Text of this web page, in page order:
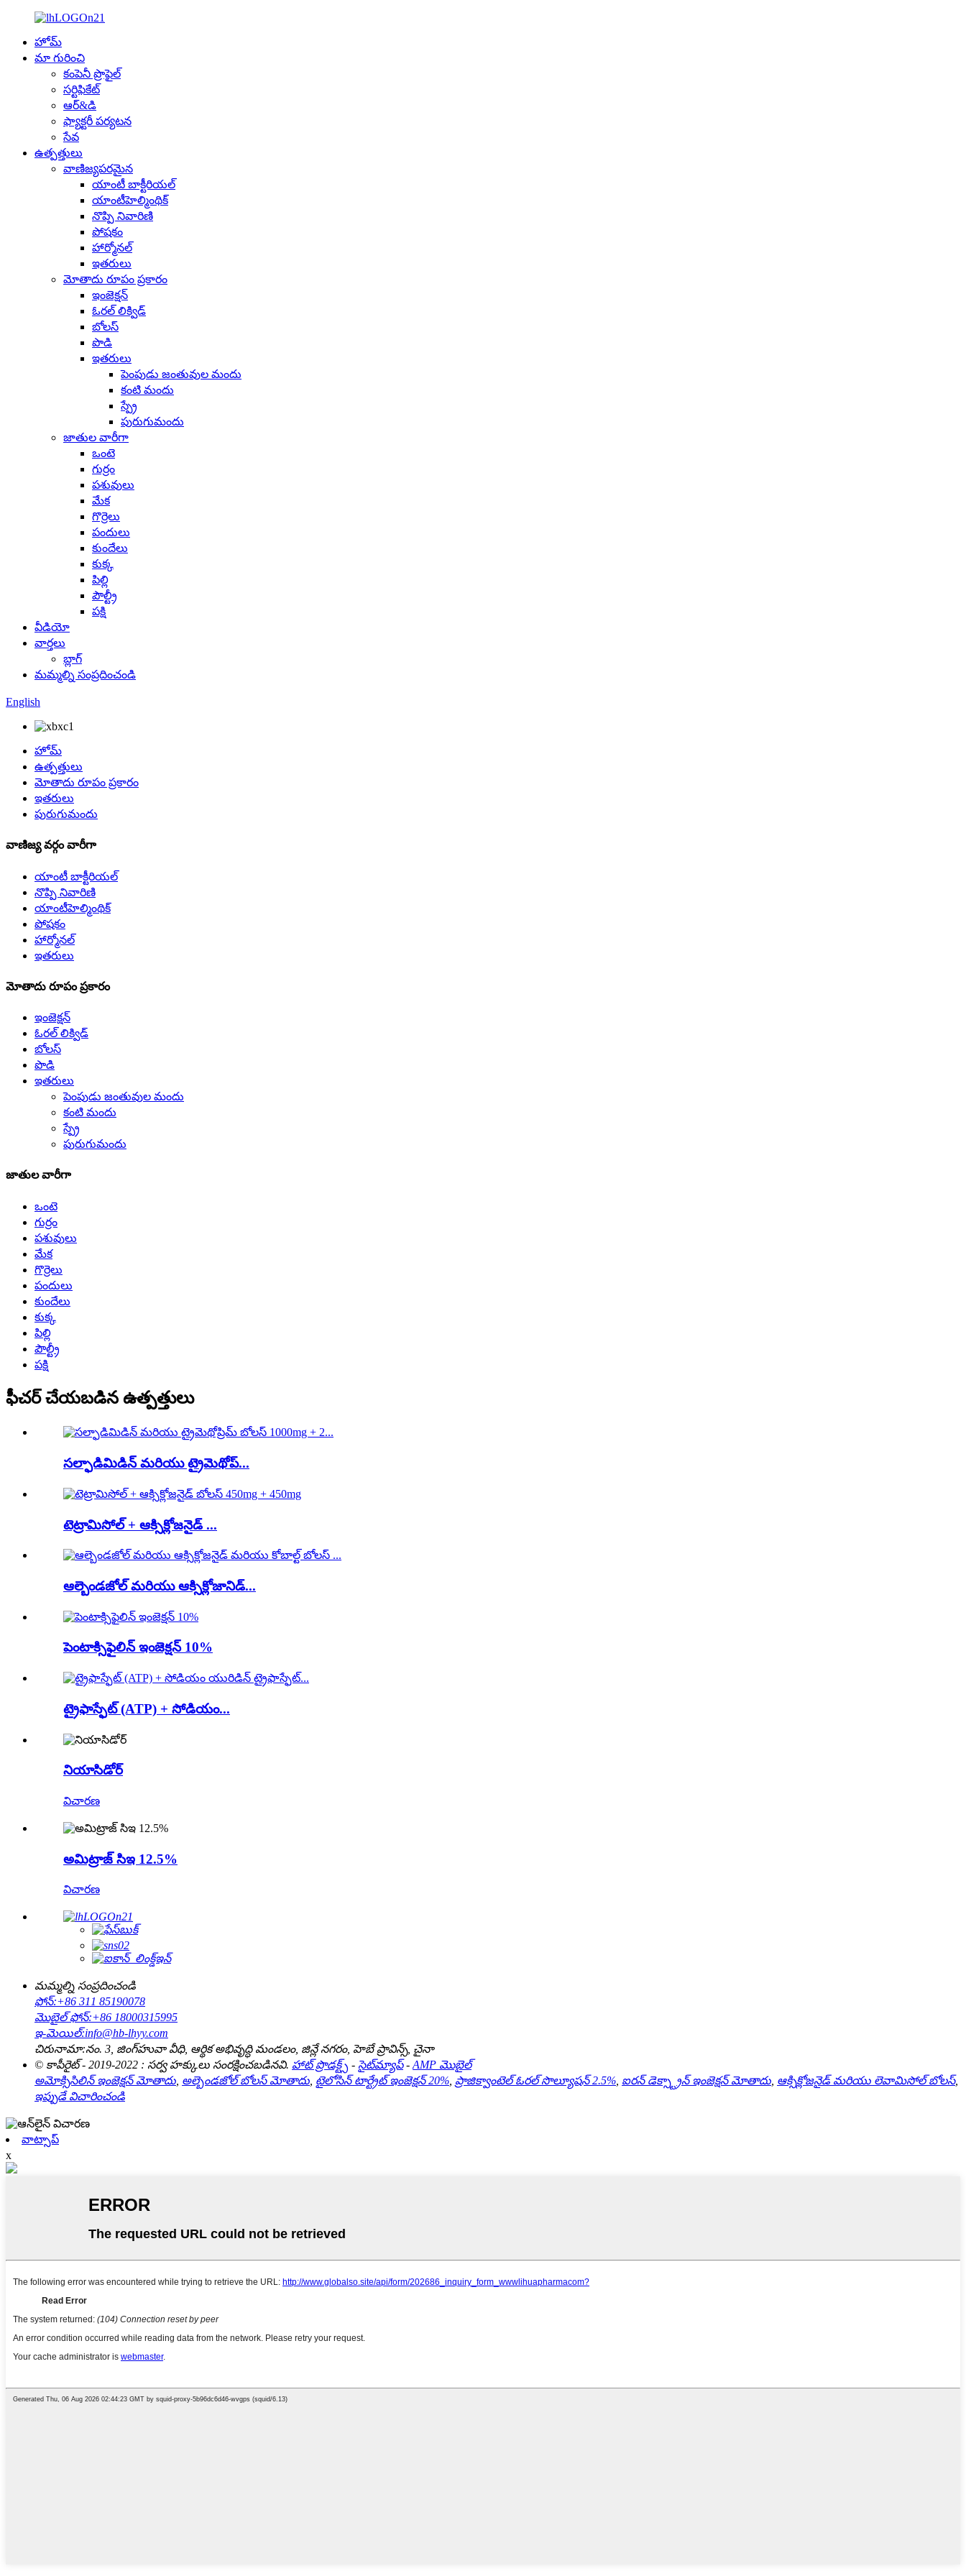
హోమ్
మా గురించి
కంపెనీ ప్రొఫైల్
సర్టిఫికేట్
ఆర్&డి
ఫ్యాక్టరీ పర్యటన
సేవ
ఉత్పత్తులు
వాణిజ్యపరమైన
యాంటీ బాక్టీరియల్
యాంటీహెల్మింథిక్
నొప్పి నివారిణి
పోషకం
హార్మోనల్
ఇతరులు
మోతాదు రూపం ప్రకారం
ఇంజెక్షన్
ఓరల్ లిక్విడ్
బోలస్
పొడి
ఇతరులు
పెంపుడు జంతువుల మందు
కంటి మందు
స్ప్రే
పురుగుమందు
జాతుల వారీగా
ఒంటె
గుర్రం
పశువులు
మేక
గొర్రెలు
పందులు
కుందేలు
కుక్క
పిల్లి
పౌల్ట్రీ
పక్షి
వీడియో
వార్తలు
బ్లాగ్
మమ్మల్ని సంప్రదించండి
English
హోమ్
ఉత్పత్తులు
మోతాదు రూపం ప్రకారం
ఇతరులు
పురుగుమందు
వాణిజ్య వర్గం వారీగా
యాంటీ బాక్టీరియల్
నొప్పి నివారిణి
యాంటీహెల్మింథిక్
పోషకం
హార్మోనల్
ఇతరులు
మోతాదు రూపం ప్రకారం
ఇంజెక్షన్
ఓరల్ లిక్విడ్
బోలస్
పొడి
ఇతరులు
పెంపుడు జంతువుల మందు
కంటి మందు
స్ప్రే
పురుగుమందు
జాతుల వారీగా
ఒంటె
గుర్రం
పశువులు
మేక
గొర్రెలు
పందులు
కుందేలు
కుక్క
పిల్లి
పౌల్ట్రీ
పక్షి
ఫీచర్ చేయబడిన ఉత్పత్తులు
సల్ఫాడిమిడిన్ మరియు ట్రైమెథోప్...
టెట్రామిసోల్ + ఆక్సిక్లోజనైడ్ ...
ఆల్బెండజోల్ మరియు ఆక్సిక్లోజానిడ్...
పెంటాక్సిఫైలిన్ ఇంజెక్షన్ 10%
ట్రైఫాస్ఫేట్ (ATP) + సోడియం...
నియాసిడోర్
విచారణ
అమిట్రాజ్ సిఇ 12.5%
విచారణ
మమ్మల్ని సంప్రదించండి
ఫోన్:+86 311 85190078
మొబైల్ ఫోన్:+86 18000315995
ఇ-మెయిల్:info@hb-lhyy.com
చిరునామా:నం. 3, జింగ్‌హువా వీధి, ఆర్థిక అభివృద్ధి మండలం, జిన్లే నగరం, హెబే ప్రావిన్స్, చైనా
© కాపీరైట్ - 2019-2022 : సర్వ హక్కులు సంరక్షించబడినవి. హాట్ ప్రొడక్ట్స్ - సైట్‌మ్యాప్-AMP మొబైల్
అమోక్సిసిలిన్ ఇంజెక్షన్ మోతాదు, అల్బెండజోల్ బోలస్ మోతాదు, టైలోసిన్ టార్ట్రేట్ ఇంజెక్షన్ 20%, ప్రాజిక్వాంటెల్ ఓరల్ సొల్యూషన్ 2.5%, ఐరన్ డెక్స్ట్రాన్ ఇంజెక్షన్ మోతాదు, ఆక్సిక్లోజనైడ్ మరియు లెవామిసోల్ బోలస్,
ఇప్పుడే విచారించండి
వాట్సాప్
x